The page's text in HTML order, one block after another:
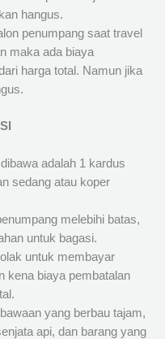
hangus.
penumpang saat travel
maka ada biaya
harga total. Namun jika
adalah 1 kardus
sedang atau koper
melebihi batas,
untuk bagasi.
untuk membayar
kena biaya pembatalan
yang berbau tajam,
api, dan barang yang